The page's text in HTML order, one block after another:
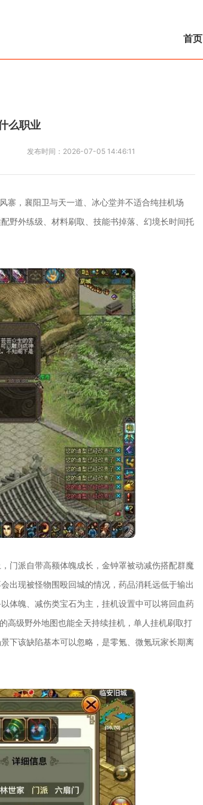
首页
么职业
发布时间： 2026-07-05 14:46:11
寨，襄阳卫与天一道、冰心堂并不适合纯挂机场
野外练级、材料刷取、技能书掉落、幻境长时间托
门派自带高额体魄成长，金钟罩被动减伤搭配群魔
出现被怪物围殴回城的情况，药品消耗远低于输出
体魄、减伤类宝石为主，挂机设置中可以将回血药
高级野外地图也能全天持续挂机，单人挂机刷取打
下该缺陷基本可以忽略，是零氪、微氪玩家长期离